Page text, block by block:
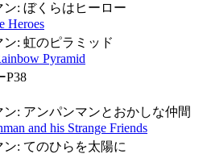
: ぼくらはヒーロー
Heroes
: 虹のピラミッド
Pyramid
P38
: アンパンマンとおかしな仲間
and his Strange Friends
: てのひらを太陽に